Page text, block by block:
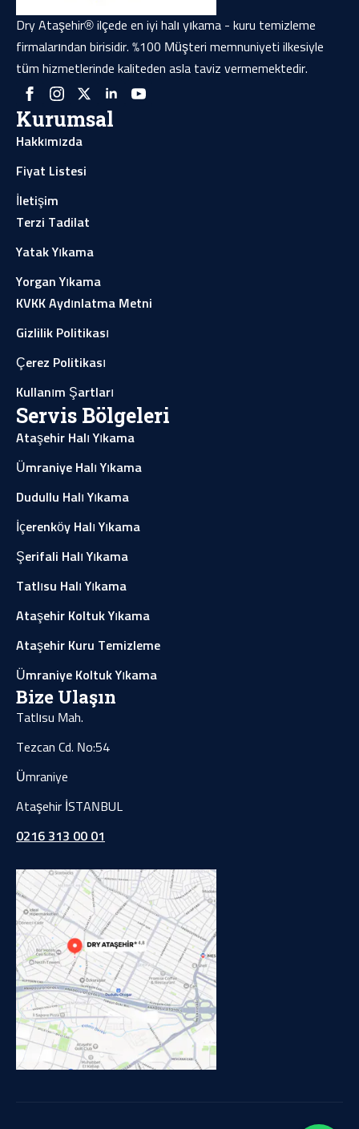
Dry Ataşehir® ilçede en iyi halı yıkama - kuru temizleme
firmalarından birisidir. %100 Müşteri memnuniyeti ilkesiyle
tüm hizmetlerinde kaliteden asla taviz vermemektedir.
Kurumsal
Hakkımızda
Fiyat Listesi
İletişim
Terzi Tadilat
Yatak Yıkama
Yorgan Yıkama
KVKK Aydınlatma Metni
Gizlilik Politikası
Çerez Politikası
Kullanım Şartları
Servis Bölgeleri
Ataşehir Halı Yıkama
Ümraniye Halı Yıkama
Dudullu Halı Yıkama
İçerenköy Halı Yıkama
Şerifali Halı Yıkama
Tatlısu Halı Yıkama
Ataşehir Koltuk Yıkama
Ataşehir Kuru Temizleme
Ümraniye Koltuk Yıkama
Bize Ulaşın
Tatlısu Mah.
Tezcan Cd. No:54
Ümraniye
Ataşehir İSTANBUL
0216 313 00 01